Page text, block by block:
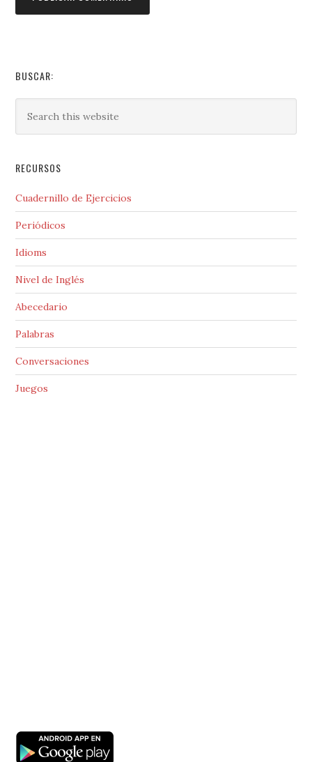
BUSCAR:
RECURSOS
Cuadernillo de Ejercicios
Periódicos
Idioms
Nivel de Inglés
Abecedario
Palabras
Conversaciones
Juegos